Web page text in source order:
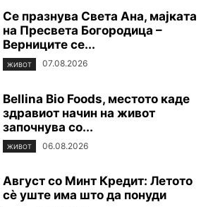
Се празнува Света Ана, мајката
на Пресвета Богородица –
Верниците се...
ЖИВОТ 07.08.2026
Bellina Bio Foods, местото каде
здравиот начин на живот
започнува со...
ЖИВОТ 06.08.2026
Август со Минт Кредит: Летото
сè уште има што да понуди